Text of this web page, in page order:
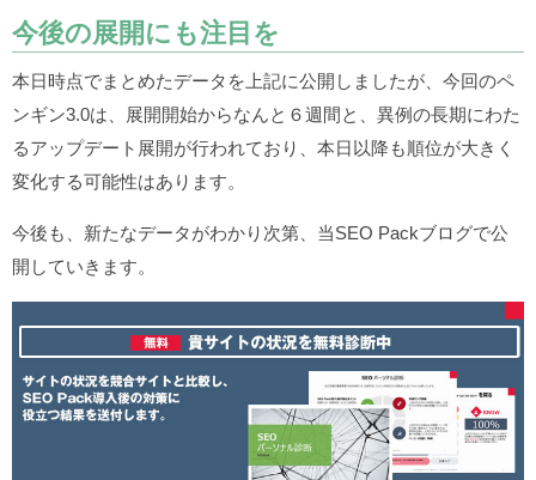
今後の展開にも注目を
本日時点でまとめたデータを上記に公開しましたが、今回のペ
ンギン3.0は、展開開始からなんと６週間と、異例の長期にわた
るアップデート展開が行われており、本日以降も順位が大きく
変化する可能性はあります。
今後も、新たなデータがわかり次第、当SEO Packブログで公
開していきます。